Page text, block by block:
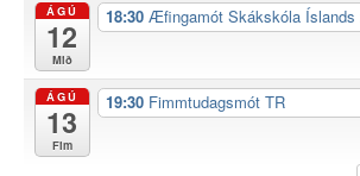
ÁGÚ
12
Mið
18:30 Æfingamót Skákskóla Íslands
ÁGÚ
13
Fim
19:30 Fimmtudagsmót TR